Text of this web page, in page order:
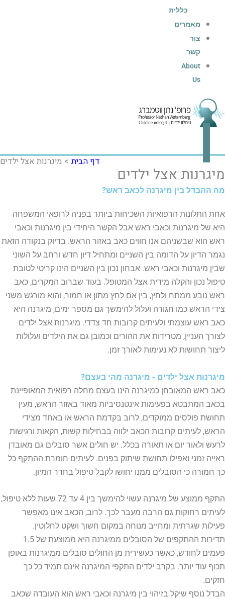
כללית
מאמרים
צור
קשר
About
Us
דף הבית מיגרנות אצל ילדים
מיגרנות אצל ילדים
מה ההבדל בין מיגרנה לכאב ראש?
אחת התלונות הרפואיות השכיחות ביותר בפניה לרופאי המשפחה
היא של מיגרנות וכאבי ראש אבל הקשר היחידי בין מיגרנות וכאבי
ראש הוא שבשניהם אנו חווים כאב באזור הראש. בדיוק בנקודה הזאת
נגמר הדיון על הדומה בין השניים ומתחיל דיון חדש ורחב על השוני
שבין מיגרנות וכאבי ראש. אבחון נכון בין השניים הינו קריטי לטובת
טיפול נכון והקלה מידית אצל המטופל. בעוד שברוב המקרים, כאב
ראש נובע ממתח ולחץ, בין אם לחץ מתון או חמור, והוא מורגש משני
צידי הראש כמו חגורה ועלול להימשך גם מספר ימים, מיגרנה היא
כאב ראש עוצמתי ולעיתים קרובות חד צדדי. מיגרנות אצל ילדים
לצורך העניין, מטרידות את ההורים וכמובן גם את הילדים ועלולות
ליצור תחושות לא נעימות לאורך זמן.
מיגרנות אצל ילדים - מיגרנה מהי בעצם?
כאב ראש המאובחן כמיגרנה הינו בעצם מחלה רפואית המאופיינת
בכאב המתבטא בפעימות אינטנסיביות מאוד באזור הראש, מעין
תחושת פולסים ממוקדים, לרוב בקדמת הראש או באחד מצידי
הראש, לעיתים קרובות הכאב ילווה בבחילות קשות, הקאות ורגישות
לרעש ולאור יום או תאורה בכלל. יש חולים אשר סובלים גם מאובדן
ראייה זמני ואפילו תחושת שיתוק בפנים. לעיתים חומרת ההתקף כל
כך חמורה כי הסובלים ממנו יחושו לקבל טיפול בחדר המיון.
התקף ממוצע של מיגרנה עשוי להימשך בין 4 עד 72 שעות ללא טיפול,
לעיתים רחוקות גם הרבה מעבר לכך. לרוב, הכאב אינו מאפשר
פעילות שגרתית ומחייב מנוחה במקום חשוך ושקט לחלוטין.
תדירות ההתקפים של הסובלים ממיגרנה היא ממוצעת של 1.5
פעמים לחודש, כאשר כעשירית מן החולים סובלים ממיגרנות באופן
תכוף עוד יותר. בקרב ילדים התקפי המיגרנה אינם תמיד כל כך
חזקים.
הבדל נוסף שיקל בזיהוי בין מיגרנה וכאבי ראש הוא העובדה שכאב